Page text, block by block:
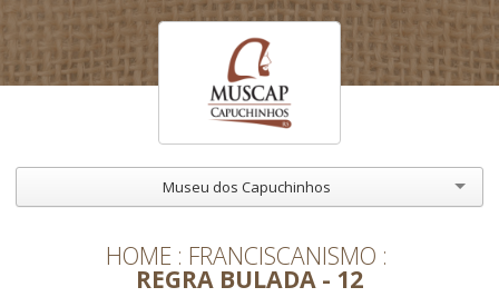
Museu dos Capuchinhos
HOME FRANCISCANISMO
REGRA BULADA - 12